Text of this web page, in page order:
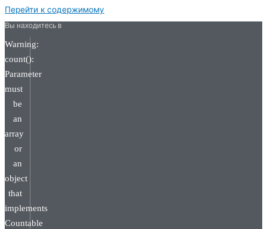
Перейти к содержимому
Вы находитесь в
Warning:
count():
Parameter
must
be
an
array
or
an
object
that
implements
Countable